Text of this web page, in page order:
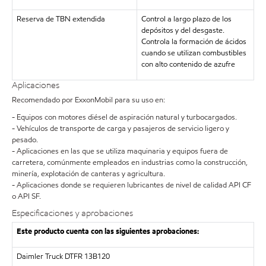
Reserva de TBN extendida
Control a largo plazo de los
depósitos y del desgaste.
Controla la formación de ácidos
cuando se utilizan combustibles
con alto contenido de azufre
Aplicaciones
Recomendado por ExxonMobil para su uso en:
- Equipos con motores diésel de aspiración natural y turbocargados.
- Vehículos de transporte de carga y pasajeros de servicio ligero y
pesado.
- Aplicaciones en las que se utiliza maquinaria y equipos fuera de
carretera, comúnmente empleados en industrias como la construcción,
minería, explotación de canteras y agricultura.
- Aplicaciones donde se requieren lubricantes de nivel de calidad API CF
o API SF.
Especificaciones y aprobaciones
Este producto cuenta con las siguientes aprobaciones:
Daimler Truck DTFR 13B120